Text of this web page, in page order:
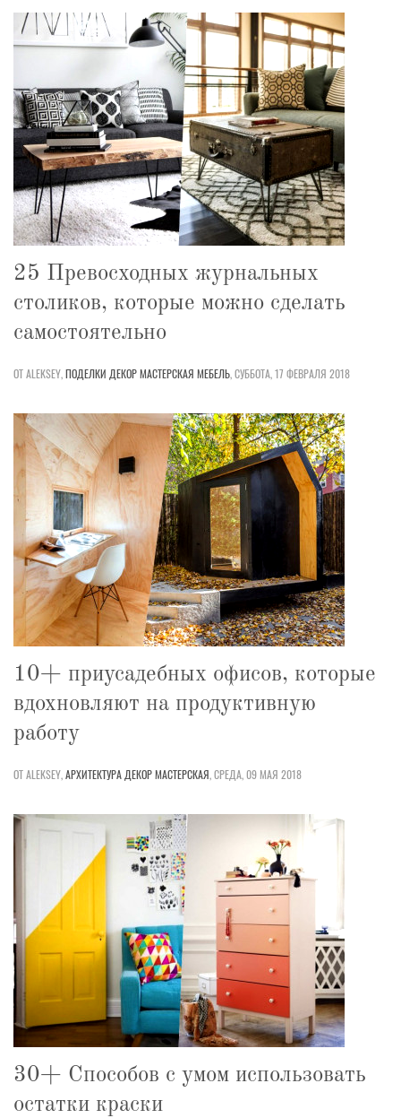
25 Превосходных журнальных
столиков, которые можно сделать
самостоятельно
ОТ ALEKSEY,ПОДЕЛКИ ДЕКОРМАСТЕРСКАЯ МЕБЕЛЬ,СУББОТА, 17 ФЕВРАЛЯ 2018
10+ приусадебных офисов, которые
вдохновляют на продуктивную
работу
ОТ ALEKSEY,АРХИТЕКТУРА ДЕКОРМАСТЕРСКАЯ,СРЕДА, 09 МАЯ 2018
30+ Способов с умом использовать
остатки краски